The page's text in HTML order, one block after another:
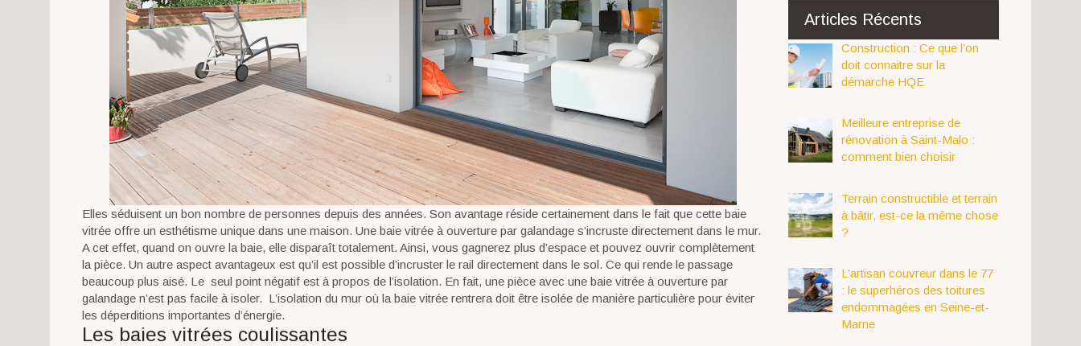
Articles Récents
Construction : Ce que l’on
doit connaitre sur la
démarche HQE
Meilleure entreprise de
rénovation à Saint-Malo :
comment bien choisir
Terrain constructible et terrain
à bâtir, est-ce la même chose
?
L’artisan couvreur dans le 77
: le superhéros des toitures
endommagées en Seine-et-
Marne
Elles séduisent un bon nombre de personnes depuis des années. Son avantage réside certainement dans le fait que cette baie
vitrée offre un esthétisme unique dans une maison. Une baie vitrée à ouverture par galandage s’incruste directement dans le mur.
A cet effet, quand on ouvre la baie, elle disparaît totalement. Ainsi, vous gagnerez plus d’espace et pouvez ouvrir complètement
la pièce. Un autre aspect avantageux est qu’il est possible d’incruster le rail directement dans le sol. Ce qui rende le passage
beaucoup plus aisé. Le seul point négatif est à propos de l’isolation. En fait, une pièce avec une baie vitrée à ouverture par
galandage n’est pas facile à isoler. L’isolation du mur où la baie vitrée rentrera doit être isolée de manière particulière pour éviter
les déperditions importantes d’énergie.
Les baies vitrées coulissantes